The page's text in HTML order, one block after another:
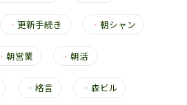
・ 更新手続き ・ 朝シャン
・朝営業 ・朝活
・格言 ・ 森ビル